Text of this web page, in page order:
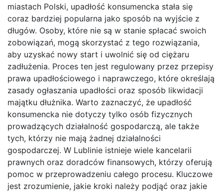
miastach Polski, upadłość konsumencka stała się
coraz bardziej popularna jako sposób na wyjście z
długów. Osoby, które nie są w stanie spłacać swoich
zobowiązań, mogą skorzystać z tego rozwiązania,
aby uzyskać nowy start i uwolnić się od ciężaru
zadłużenia. Proces ten jest regulowany przez przepisy
prawa upadłościowego i naprawczego, które określają
zasady ogłaszania upadłości oraz sposób likwidacji
majątku dłużnika. Warto zaznaczyć, że upadłość
konsumencka nie dotyczy tylko osób fizycznych
prowadzących działalność gospodarczą, ale także
tych, którzy nie mają żadnej działalności
gospodarczej. W Lublinie istnieje wiele kancelarii
prawnych oraz doradców finansowych, którzy oferują
pomoc w przeprowadzeniu całego procesu. Kluczowe
jest zrozumienie, jakie kroki należy podjąć oraz jakie